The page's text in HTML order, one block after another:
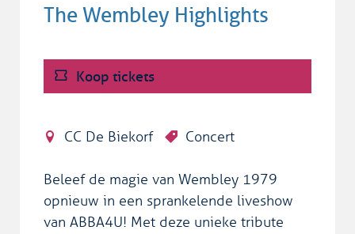
The Wembley Highlights
Koop tickets
CC De Biekorf Concert
Beleef de magie van Wembley 1979
opnieuw in een sprankelende liveshow
van ABBA4U! Met deze unieke tribute